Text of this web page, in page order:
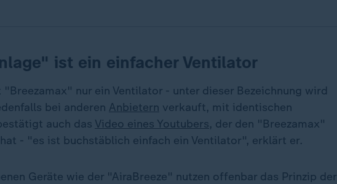
ist ein einfacher Ventilator
"Breezamax" nur ein Ventilator - unter dieser Bezeichnung wird
bei anderen Anbietern verkauft, mit identischen
auch das Video eines Youtubers, der den "Breezamax"
- "es ist buchstäblich einfach ein Ventilator", erklärt er.
Geräte wie der "AiraBreeze" nutzen offenbar das Prinzip der